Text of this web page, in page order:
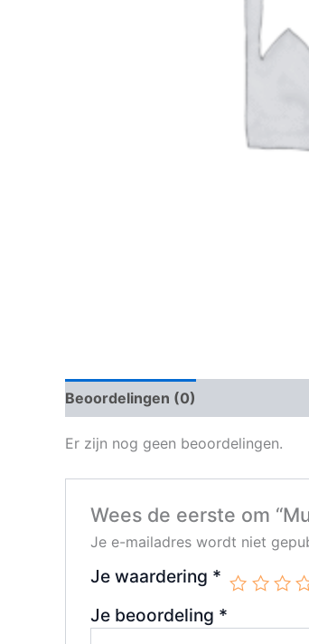
Beoordelingen (0)
Er zijn nog geen beoordelingen.
Wees de eerste om
Je e-mailadres wordt niet
Je waardering *
Je beoordeling *